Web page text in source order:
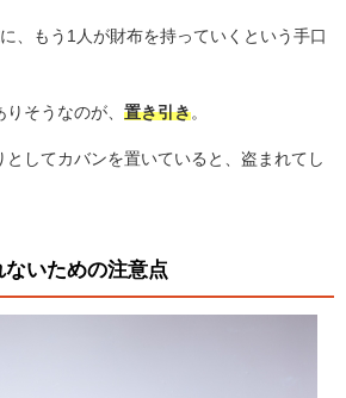
、もう1人が財布を持っていくという手口
そうなのが、 置き引き。
としてカバンを置いていると、盗まれてし
いための注意点